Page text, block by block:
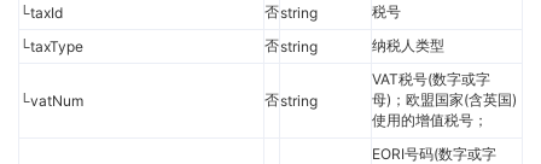
└taxId
否string
税号
└taxType
否string 纳税人类型
└vatNum 否string
VAT税号(数字或字
母)；欧盟国家(含英国)
使用的增值税号；
EORI号码(数字或字